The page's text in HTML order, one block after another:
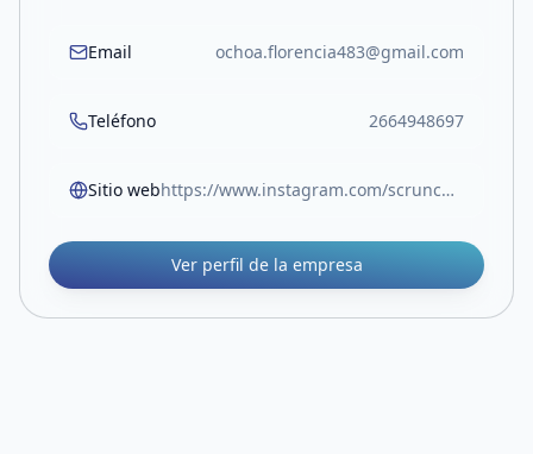
Email ochoa.florencia483@gmail.com
Teléfono 2664948697
Sitio web https://www.instagram.com/scrunchies.lovers.sl?utm_source=ig_web_button_share_sheet&igsh=ZDNlZDc0MzIxNw==
Ver perfil de la empresa